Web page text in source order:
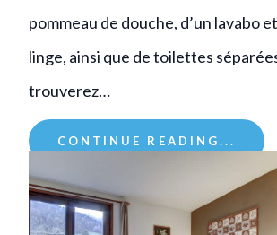
pommeau de douche, d’un lavabo
linge, ainsi que de toilettes
trouverez…
CONTINUE READING...